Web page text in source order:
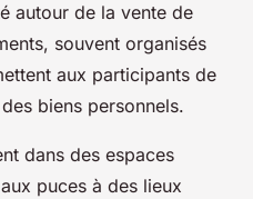
autour de la vente de
souvent organisés
aux participants de
biens personnels.
dans des espaces
puces à des lieux